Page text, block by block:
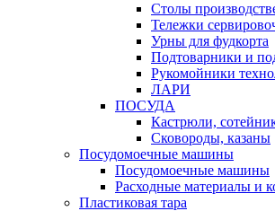
Столы
Тележки
Урны для фудкорта
Подтоварники и
Рукомойники
ЛАРИ
ПОСУДА
Кастрюли,
Сковороды, казаны
Посудомоечные машины
Посудомоечные машины
Расходные материалы и
Пластиковая тара